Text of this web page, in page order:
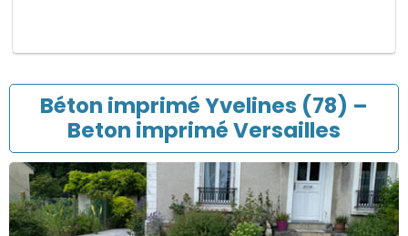
Béton imprimé Yvelines (78) –
Beton imprimé Versailles